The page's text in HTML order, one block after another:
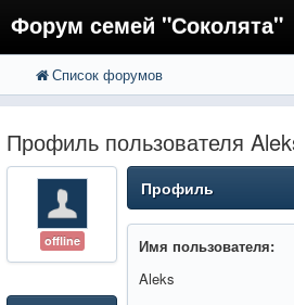
Форум семей "Соколята"
FAQ
Регистрация
Вход
Список форумов
Профиль пользователя
offline
Профиль
Имя пользователя:
Aleks